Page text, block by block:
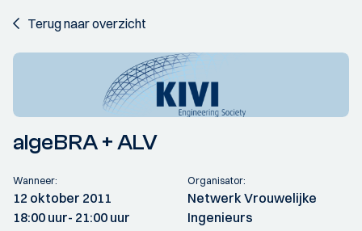
Terug naar overzicht
algeBRA + ALV
Wanneer:
12 oktober 2011
18:00 uur- 21:00 uur
Organisator:
Netwerk Vrouwelijke
Ingenieurs